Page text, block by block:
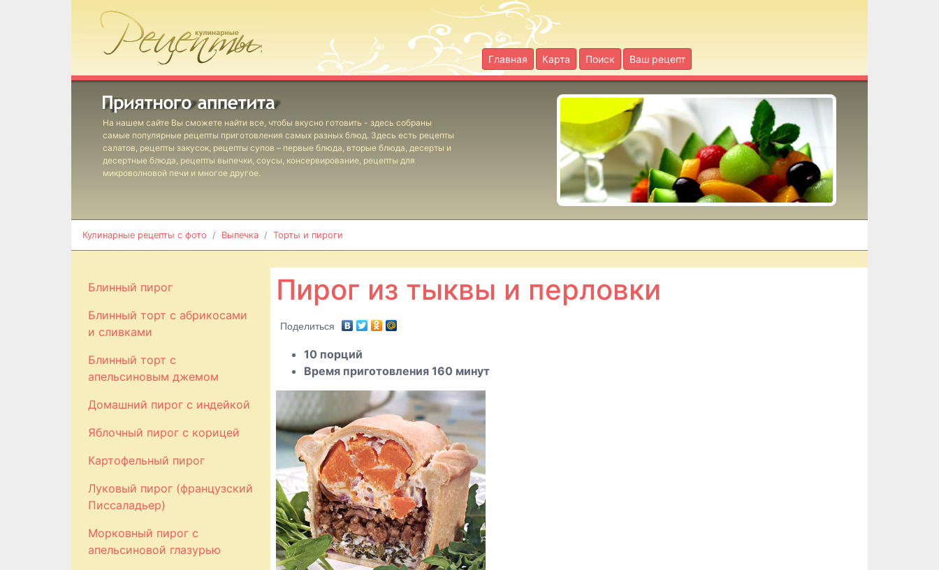
Главная Карта Поиск Ваш рецепт
На нашем сайте Вы сможете найти все, чтобы вкусно готовить - здесь собраны
самые популярные рецепты приготовления самых разных блюд. Здесь есть рецепты
салатов, рецепты закусок, рецепты супов – первые блюда, вторые блюда, десерты и
десертные блюда, рецепты выпечки, соусы, консервирование, рецепты для
микроволновой печи и многое другое.
Кулинарные рецепты с фото Выпечка Торты и пироги
Блинный пирог
Блинный торт с абрикосами
и сливками
Блинный торт с
апельсиновым джемом
Домашний пирог с индейкой
Яблочный пирог с корицей
Картофельный пирог
Луковый пирог (французский
Писсаладьер)
Морковный пирог с
апельсиновой глазурью
Пирог из тыквы и перловки
Поделиться
10 порций
Время приготовления 160 минут